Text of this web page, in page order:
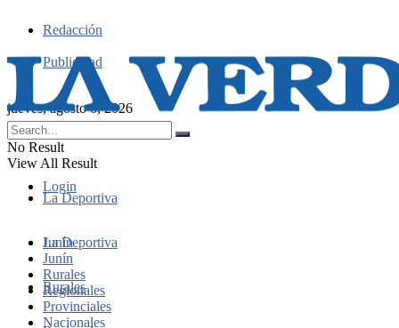
Redacción
Publicidad
jueves, agosto 6, 2026
Login
No Result
View All Result
La Deportiva
Junín
Rurales
La Deportiva
Junín
Rurales
Regionales
Provinciales
Nacionales